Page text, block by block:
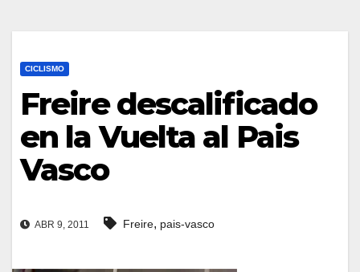
CICLISMO
Freire descalificado
en la Vuelta al Pais
Vasco
ABR 9, 2011 Freire, pais-vasco